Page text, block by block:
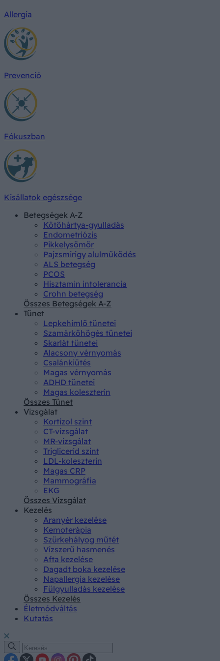
Allergia
Prevenció
Fókuszban
Kisállatok egészsége
Betegségek A-Z
Kötőhártya-gyulladás
Endometriózis
Pikkelysömör
Pajzsmirigy alulműködés
ALS betegség
PCOS
Hisztamin intolerancia
Crohn betegség
Összes Betegségek A-Z
Tünet
Lepkehimlő tünetei
Szamárköhögés tünetei
Skarlát tünetei
Alacsony vérnyomás
Csalánkiütés
Magas vérnyomás
ADHD tünetei
Magas koleszterin
Összes Tünet
Vizsgálat
Kortizol szint
CT-vizsgálat
MR-vizsgálat
Triglicerid szint
LDL-koleszterin
Magas CRP
Mammográfia
EKG
Összes Vizsgálat
Kezelés
Aranyér kezelése
Kemoterápia
Szürkehályog műtét
Vízszerű hasmenés
Afta kezelése
Dagadt boka kezelése
Napallergia kezelése
Fülgyulladás kezelése
Összes Kezelés
Életmódváltás
Kutatás